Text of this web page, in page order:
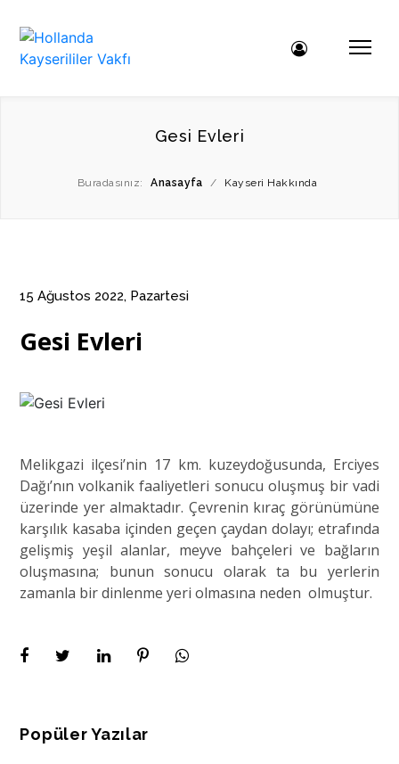
Gesi Evleri
Buradasınız: Anasayfa / Kayseri Hakkında
15 Ağustos 2022, Pazartesi
Gesi Evleri
Melikgazi ilçesi’nin 17 km. kuzeydoğusunda, Erciyes
Dağı’nın volkanik faaliyetleri sonucu oluşmuş bir vadi
üzerinde yer almaktadır. Çevrenin kıraç görünümüne
karşılık kasaba içinden geçen çaydan dolayı; etrafında
gelişmiş yeşil alanlar, meyve bahçeleri ve bağların
oluşmasına; bunun sonucu olarak ta bu yerlerin
zamanla bir dinlenme yeri olmasına neden olmuştur.
Popüler Yazılar